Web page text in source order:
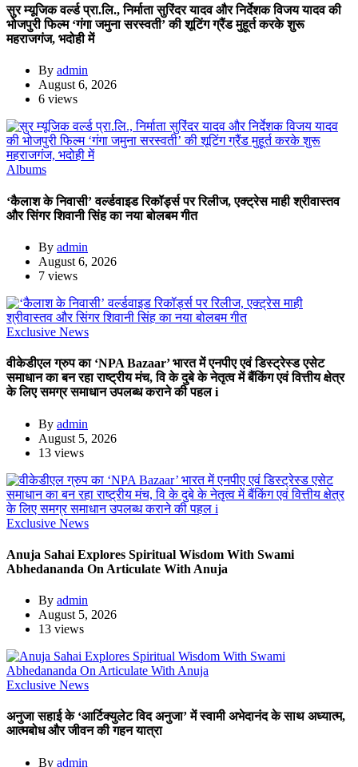
सुर म्यूजिक वर्ल्ड प्रा.लि., निर्माता सुरिंदर यादव और निर्देशक विजय यादव की
भोजपुरी फिल्म ‘गंगा जमुना सरस्वती’ की शूटिंग ग्रैंड मुहूर्त करके शुरू
महराजगंज, भदोही में
By admin
August 6, 2026
6 views
Albums
‘कैलाश के निवासी’ वर्ल्डवाइड रिकॉर्ड्स पर रिलीज, एक्ट्रेस माही श्रीवास्तव
और सिंगर शिवानी सिंह का नया बोलबम गीत
By admin
August 6, 2026
7 views
Exclusive News
वीकेडीएल ग्रुप का ‘NPA Bazaar’ भारत में एनपीए एवं डिस्ट्रेस्ड एसेट
समाधान का बन रहा राष्ट्रीय मंच, वि के दुबे के नेतृत्व में बैंकिंग एवं वित्तीय क्षेत्र
के लिए समग्र समाधान उपलब्ध कराने की पहल i
By admin
August 5, 2026
13 views
Exclusive News
Anuja Sahai Explores Spiritual Wisdom With Swami
Abhedananda On Articulate With Anuja
By admin
August 5, 2026
13 views
Exclusive News
अनुजा सहाई के ‘आर्टिक्युलेट विद अनुजा’ में स्वामी अभेदानंद के साथ अध्यात्म,
आत्मबोध और जीवन की गहन यात्रा
By admin